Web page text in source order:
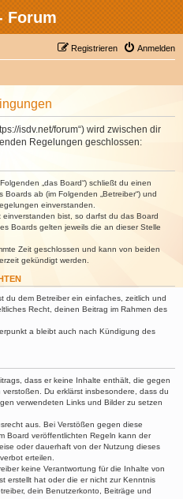
Forum
Anmelden
Registrieren
isdv.net/forum“) wird zwischen dir
Regelungen geschlossen:
„das Board“) schließt du einen
ab (im Folgenden „Betreiber“) und
einverstanden.
bist, so darfst du das Board
Boards gelten jeweils die an dieser Stelle
Zeit geschlossen und kann von beiden
gekündigt werden.
du dem Betreiber ein einfaches, zeitlich und
Recht, deinen Beitrag im Rahmen des
a bleibt auch nach Kündigung des
dass er keine Inhalte enthält, die gegen
Du erklärst insbesondere, dass du
verwendeten Links und Bilder zu setzen
aus. Bei Verstößen gegen diese
Board veröffentlichten Regeln kann der
oder dauerhaft von der Nutzung dieses
erteilen.
keine Verantwortung für die Inhalte von
erstellt hat oder die er nicht zur Kenntnis
dein Benutzerkonto, Beiträge und